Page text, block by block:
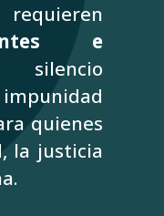
e
quienes
la justicia